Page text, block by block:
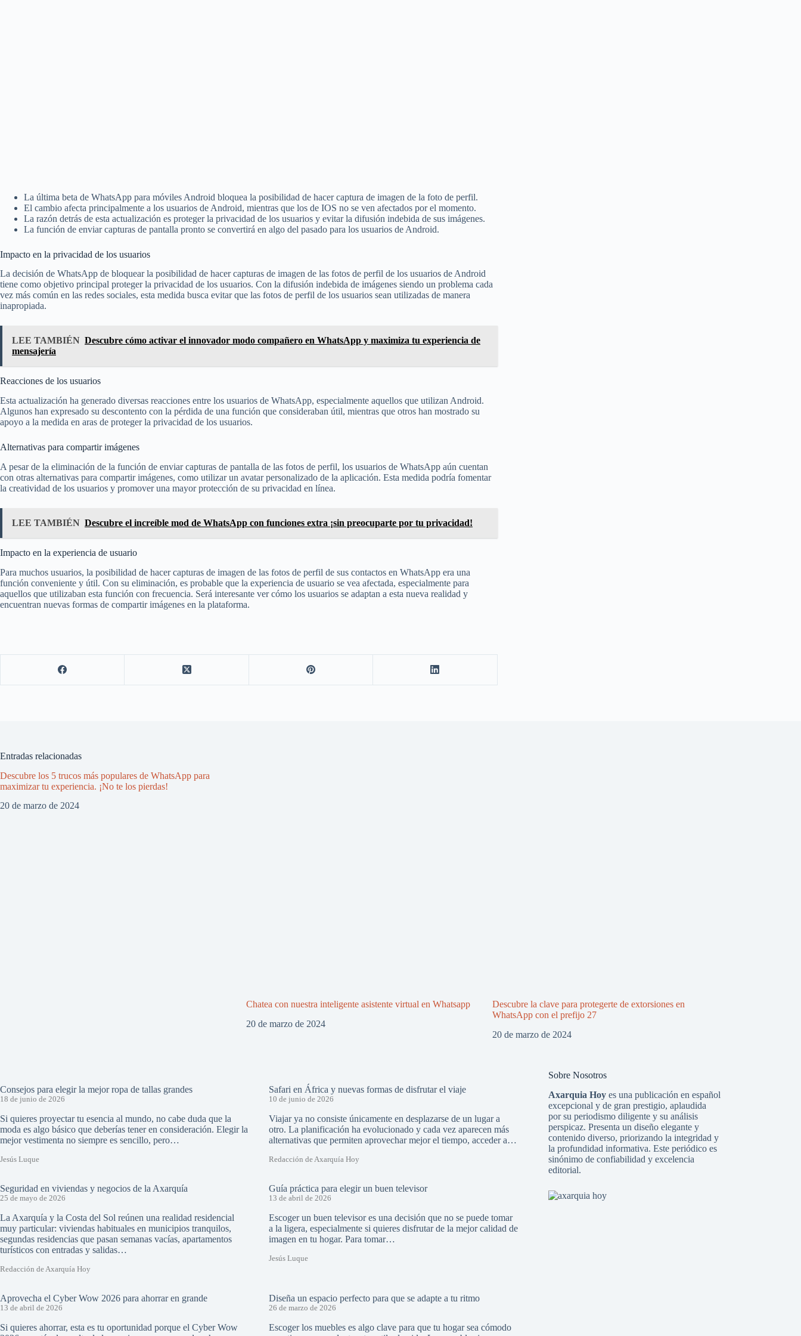
La última beta de WhatsApp para móviles Android bloquea la posibilidad de hacer captura de imagen de la foto de perfil.
El cambio afecta principalmente a los usuarios de Android, mientras que los de IOS no se ven afectados por el momento.
La razón detrás de esta actualización es proteger la privacidad de los usuarios y evitar la difusión indebida de sus imágenes.
La función de enviar capturas de pantalla pronto se convertirá en algo del pasado para los usuarios de Android.
Impacto en la privacidad de los usuarios
La decisión de WhatsApp de bloquear la posibilidad de hacer capturas de imagen de las fotos de perfil de los usuarios de Android
tiene como objetivo principal proteger la privacidad de los usuarios. Con la difusión indebida de imágenes siendo un problema cada
vez más común en las redes sociales, esta medida busca evitar que las fotos de perfil de los usuarios sean utilizadas de manera
inapropiada.
LEE TAMBIÉN Descubre cómo activar el innovador modo compañero en WhatsApp y maximiza tu experiencia de
mensajería
Reacciones de los usuarios
Esta actualización ha generado diversas reacciones entre los usuarios de WhatsApp, especialmente aquellos que utilizan Android.
Algunos han expresado su descontento con la pérdida de una función que consideraban útil, mientras que otros han mostrado su
apoyo a la medida en aras de proteger la privacidad de los usuarios.
Alternativas para compartir imágenes
A pesar de la eliminación de la función de enviar capturas de pantalla de las fotos de perfil, los usuarios de WhatsApp aún cuentan
con otras alternativas para compartir imágenes, como utilizar un avatar personalizado de la aplicación. Esta medida podría fomentar
la creatividad de los usuarios y promover una mayor protección de su privacidad en línea.
LEE TAMBIÉN Descubre el increíble mod de WhatsApp con funciones extra ¡sin preocuparte por tu privacidad!
Impacto en la experiencia de usuario
Para muchos usuarios, la posibilidad de hacer capturas de imagen de las fotos de perfil de sus contactos en WhatsApp era una
función conveniente y útil. Con su eliminación, es probable que la experiencia de usuario se vea afectada, especialmente para
aquellos que utilizaban esta función con frecuencia. Será interesante ver cómo los usuarios se adaptan a esta nueva realidad y
encuentran nuevas formas de compartir imágenes en la plataforma.
Entradas relacionadas
Descubre los 5 trucos más populares de WhatsApp para
maximizar tu experiencia. ¡No te los pierdas!
20 de marzo de 2024
Chatea con nuestra inteligente asistente virtual en Whatsapp
20 de marzo de 2024
Descubre la clave para protegerte de extorsiones en
WhatsApp con el prefijo 27
20 de marzo de 2024
Consejos para elegir la mejor ropa de tallas grandes
18 de junio de 2026
Si quieres proyectar tu esencia al mundo, no cabe duda que la
moda es algo básico que deberías tener en consideración. Elegir la
mejor vestimenta no siempre es sencillo, pero…
Jesús Luque
Safari en África y nuevas formas de disfrutar el viaje
10 de junio de 2026
Viajar ya no consiste únicamente en desplazarse de un lugar a
otro. La planificación ha evolucionado y cada vez aparecen más
alternativas que permiten aprovechar mejor el tiempo, acceder a…
Redacción de Axarquía Hoy
Seguridad en viviendas y negocios de la Axarquía
25 de mayo de 2026
La Axarquía y la Costa del Sol reúnen una realidad residencial
muy particular: viviendas habituales en municipios tranquilos,
segundas residencias que pasan semanas vacías, apartamentos
turísticos con entradas y salidas…
Redacción de Axarquía Hoy
Guía práctica para elegir un buen televisor
13 de abril de 2026
Escoger un buen televisor es una decisión que no se puede tomar
a la ligera, especialmente si quieres disfrutar de la mejor calidad de
imagen en tu hogar. Para tomar…
Jesús Luque
Aprovecha el Cyber Wow 2026 para ahorrar en grande
13 de abril de 2026
Si quieres ahorrar, esta es tu oportunidad porque el Cyber Wow
Diseña un espacio perfecto para que se adapte a tu ritmo
26 de marzo de 2026
Escoger los muebles es algo clave para que tu hogar sea cómodo
Sobre Nosotros
Axarquia Hoyes una publicación en español
excepcional y de gran prestigio, aplaudida
por su periodismo diligente y su análisis
perspicaz. Presenta un diseño elegante y
contenido diverso, priorizando la integridad y
la profundidad informativa. Este periódico es
sinónimo de confiabilidad y excelencia
editorial.